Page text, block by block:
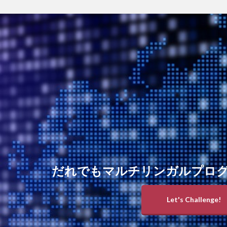
だれでもマルチリンガルプロ
Let's Challenge!